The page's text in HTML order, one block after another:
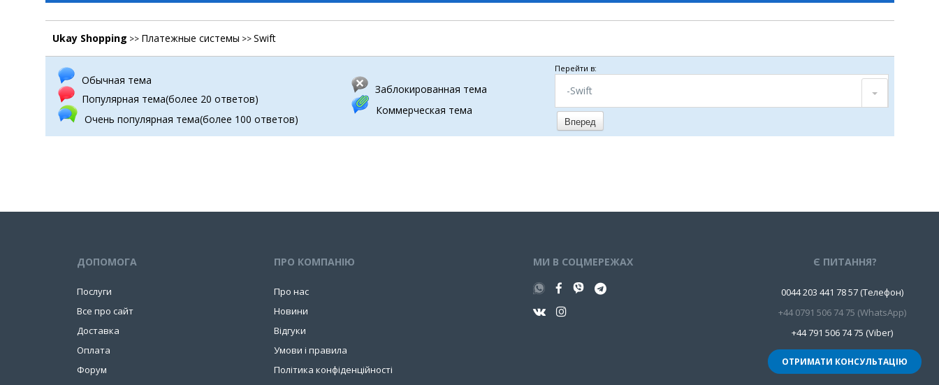
Ukay Shopping >> Платежные системы >>Swift
Обычная тема
Популярная тема(более 20 ответов)
Очень популярная тема(более 100 ответов)
Заблокированная тема
Коммерческая тема
Перейти в:
-Swift
Вперед
ДОПОМОГА
Послуги
Все про сайт
Доставка
Оплата
Форум
ПРО КОМПАНIЮ
Про нас
Новини
Відгуки
Умови і правила
Політика конфіденційності
МИ В СОЦМЕРЕЖАХ Є ПИТАННЯ?
0044 203 441 78 57 (Телефон)
+44 0791 506 74 75 (WhatsApp)
+44 791 506 74 75 (Viber)
ОТРИМАТИ КОНСУЛЬТАЦІЮ